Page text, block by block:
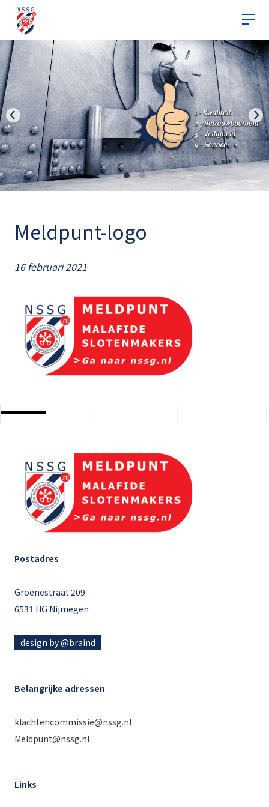
Meldpunt-logo
16 februari 2021
Postadres
Groenestraat 209
6531 HG Nijmegen
design by @braind
Belangrijke adressen
klachtencommissie@nssg.nl
Meldpunt@nssg.nl
Links